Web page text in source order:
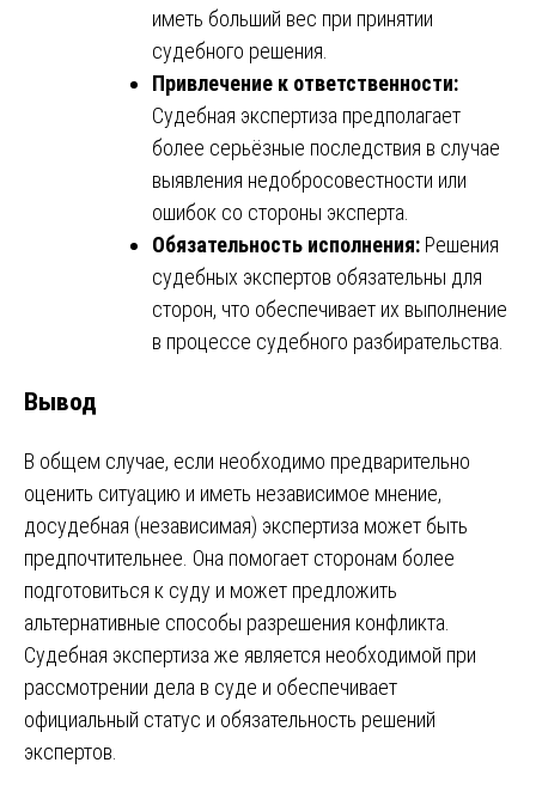
иметь больший вес при принятии
судебного решения.
Привлечение к ответственности:
Судебная экспертиза предполагает
более серьёзные последствия в случае
выявления недобросовестности или
ошибок со стороны эксперта.
Обязательность исполнения: Решения
судебных экспертов обязательны для
сторон, что обеспечивает их выполнение
в процессе судебного разбирательства.
Вывод
В общем случае, если необходимо предварительно
оценить ситуацию и иметь независимое мнение,
досудебная (независимая) экспертиза может быть
предпочтительнее. Она помогает сторонам более
подготовиться к суду и может предложить
альтернативные способы разрешения конфликта.
Судебная экспертиза же является необходимой при
рассмотрении дела в суде и обеспечивает
официальный статус и обязательность решений
экспертов.